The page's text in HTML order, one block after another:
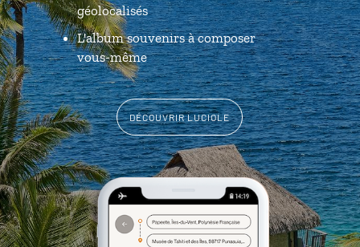
géolocalisés
L'album souvenirs à composer
vous-même
DÉCOUVRIR LUCIOLE